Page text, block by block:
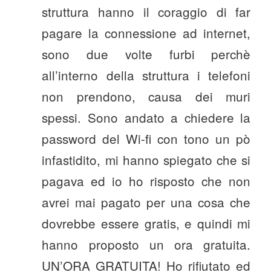
struttura hanno il coraggio di far
pagare la connessione ad internet,
sono due volte furbi perchè
all’interno della struttura i telefoni
non prendono, causa dei muri
spessi. Sono andato a chiedere la
password del Wi-fi con tono un pò
infastidito, mi hanno spiegato che si
pagava ed io ho risposto che non
avrei mai pagato per una cosa che
dovrebbe essere gratis, e quindi mi
hanno proposto un ora gratuita.
UN’ORA GRATUITA! Ho rifiutato ed